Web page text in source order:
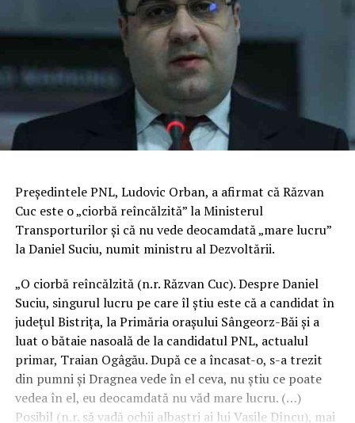
Preşedintele PNL, Ludovic Orban, a afirmat că Răzvan
Cuc este o „ciorbă reîncălzită” la Ministerul
Transporturilor şi că nu vede deocamdată „mare lucru”
la Daniel Suciu, numit ministru al Dezvoltării.
„O ciorbă reîncălzită (n.r. Răzvan Cuc). Despre Daniel
Suciu, singurul lucru pe care îl ştiu este că a candidat în
judeţul Bistriţa, la Primăria oraşului Sângeorz-Băi şi a
luat o bătaie nasoală de la candidatul PNL, actualul
primar, Traian Ogâgău. După ce a încasat-o, s-a trezit
din pumni şi Dragnea vede în el ceva, nu ştiu ce poate
vedea în el, eu deocamdată nu văd mare lucru. (…)
Posibil (n.r. să vadă ochii albaştri ai lui Vasile Dîncu), mai